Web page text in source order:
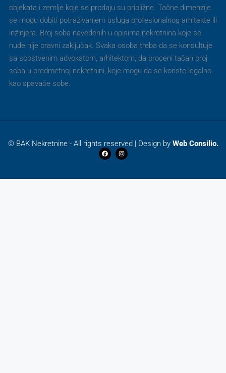
objekata i zemlje koje se prodaju su približne. Tačne dimenzije
se mogu dobiti potraživanjem usluga profesionalnog arhitekte ili
inžinjera. Broj soba navedenih u opisima nekretnina koje se
nude nije pravni zaključak. Svaka osoba treba da se konsultuje
sa sopstvenim advokatom, arhitektom, da proceni tačan broj
soba u predmetnoj nekretnini, koje mogu da se koriste legalno
kao spavaće sobe.
© BAK Nekretnine - All rights reserved | Design by Web Consilio.